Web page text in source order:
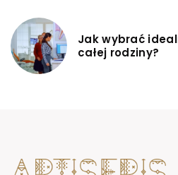
Jak wybrać
całej rodziny?